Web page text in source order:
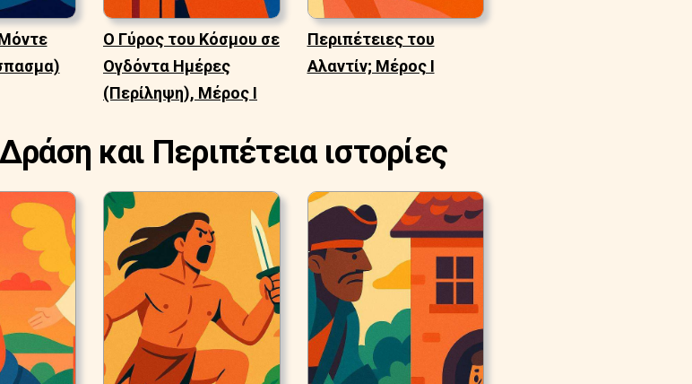
Ο Γύρος του Κόσμου σε
Ογδόντα Ημέρες
(Περίληψη), Μέρος Ι
Περιπέτειες του
Αλαντίν; Μέρος Ι
και Περιπέτεια ιστορίες